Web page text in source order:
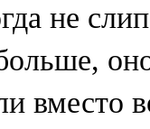
не
вместо